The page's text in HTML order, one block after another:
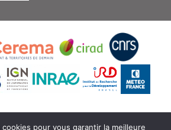
pour vous garantir la meilleure